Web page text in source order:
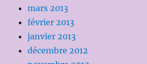
mars 2013
février 2013
janvier 2013
décembre 2012